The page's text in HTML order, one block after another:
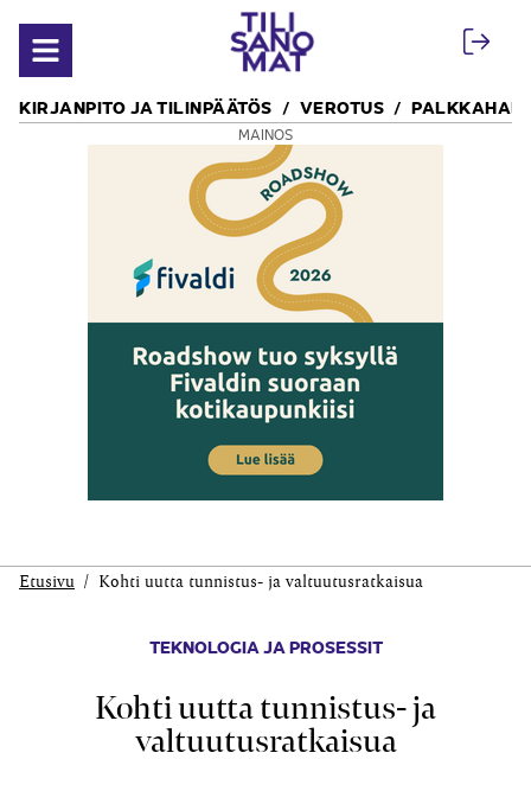
Avaa valikko
KIRJANPITO JA TILINPÄÄTÖS VEROTUS
MAINOS
Etusivu Kohti uutta tunnistus- ja valtuutusratkaisua
TEKNOLOGIA JA PROSESSIT
Kohti uutta tunnistus- ja
valtuutusratkaisua